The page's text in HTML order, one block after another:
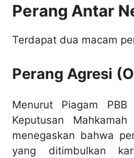
Perang Antar
Terdapat dua macam
Perang Agresi
Menurut Piagam
Keputusan
menegaskan bahwa
yang ditimbulkan